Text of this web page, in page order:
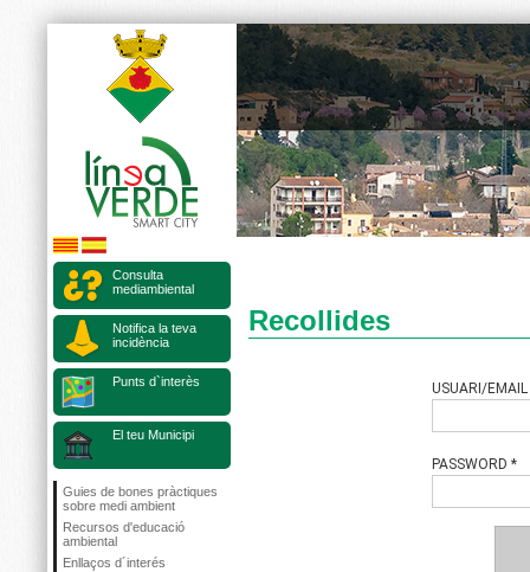
Consulta
mediambiental
Notifica la teva
incidència
Punts d`interès
El teu Municipi
Guies de bones pràctiques
sobre medi ambient
Recursos d'educació
ambiental
Enllaços d´interés
Recollides